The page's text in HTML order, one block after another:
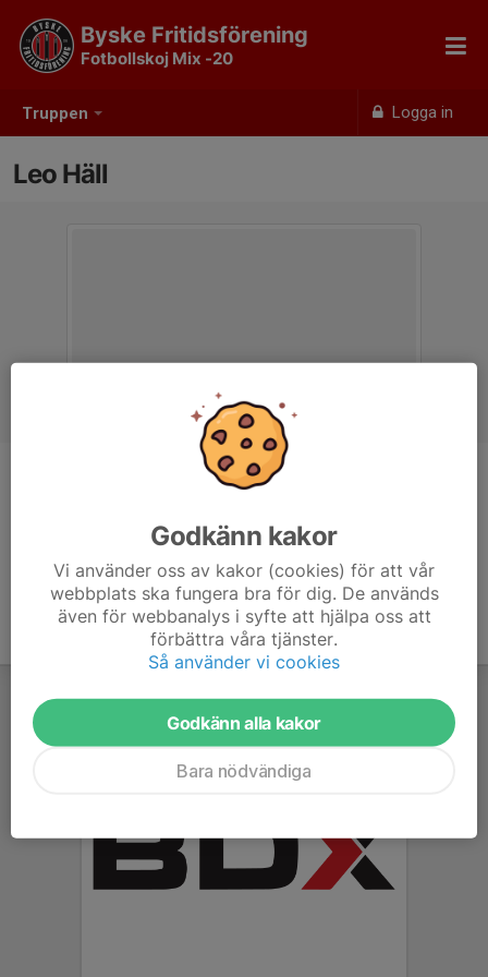
Truppen Logga in
Byske Fritidsförening
Fotbollskoj Mix -20
Leo Häll
Godkänn kakor
Vi använder oss av kakor (cookies) för att vår
webbplats ska fungera bra för dig. De används
även för webbanalys i syfte att hjälpa oss att
förbättra våra tjänster.
Så använder vi cookies
Godkänn alla kakor
Bara nödvändiga